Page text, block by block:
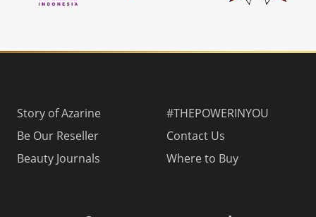
Story of Azarine
Be Our Reseller
Beauty Journals
#THEPOWERINYOU
Contact Us
Where to Buy